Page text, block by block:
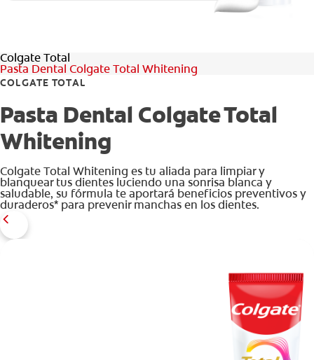
SUSCRÍBASE
Colgate Total
Pasta Dental Colgate Total Whitening
COLGATE TOTAL
Pasta Dental Colgate Total
Whitening
Colgate Total Whitening es tu aliada para limpiar y
blanquear tus dientes luciendo una sonrisa blanca y
saludable, su fórmula te aportará beneficios preventivos y
duraderos* para prevenir manchas en los dientes.